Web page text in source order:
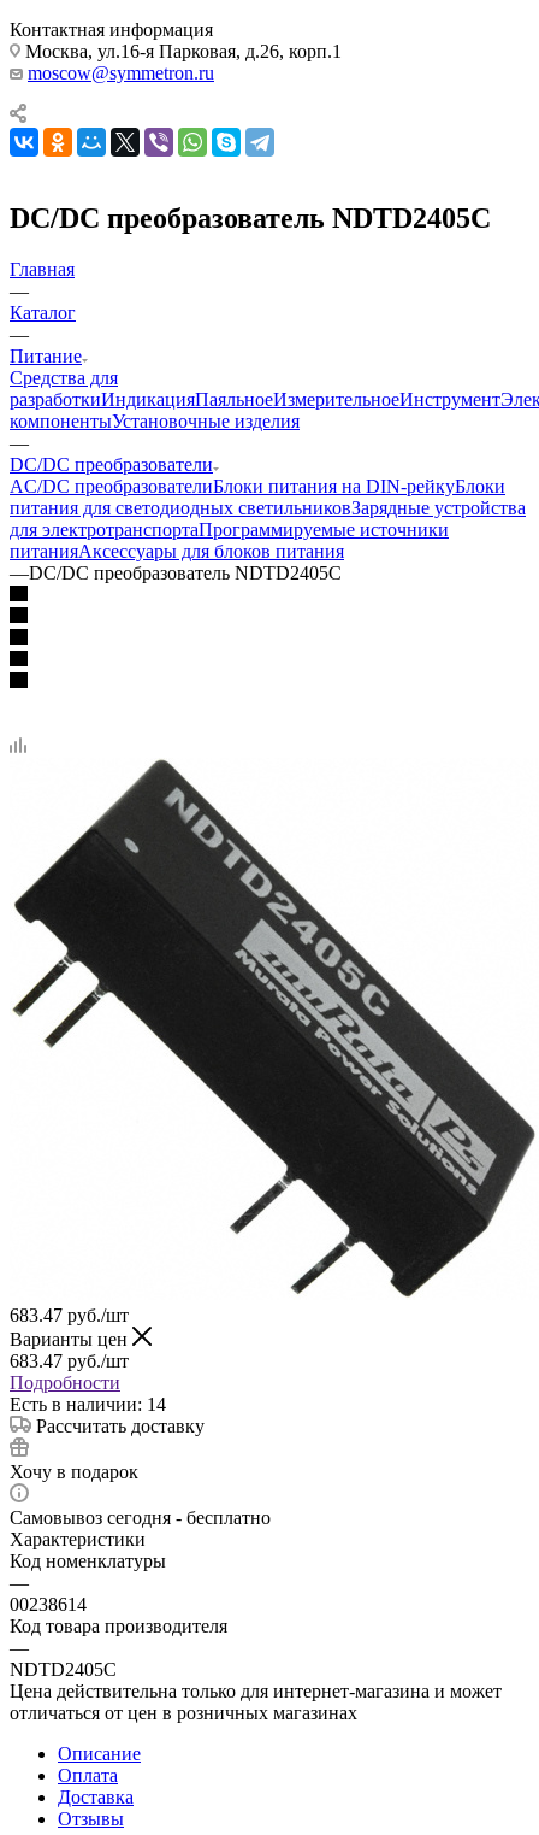
Контактная информация
Москва, ул.16-я Парковая, д.26, корп.1
moscow@symmetron.ru
DC/DC преобразователь NDTD2405C
Главная
—
Каталог
—
Питание
Средства для
разработкиИндикацияПаяльноеИзмерительноеИнструмент
компонентыУстановочные изделия
—
DC/DC преобразователи
AC/DC преобразователиБлоки питания на DIN-рейкуБлоки
питания для светодиодных светильниковЗарядные устройства
для электротранспортаПрограммируемые источники
питанияАксессуары для блоков питания
—DC/DC преобразователь NDTD2405C
683.47 руб./шт
Варианты цен
683.47 руб./шт
Подробности
Есть в наличии: 14
Рассчитать доставку
Хочу в подарок
Самовывоз сегодня - бесплатно
Характеристики
Код номенклатуры
—
00238614
Код товара производителя
—
NDTD2405C
Цена действительна только для интернет-магазина и может
отличаться от цен в розничных магазинах
Описание
Оплата
Доставка
Отзывы